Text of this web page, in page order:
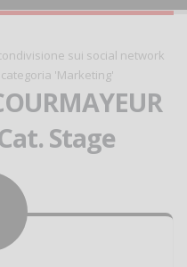
sui social network
'Marketing'
Stage